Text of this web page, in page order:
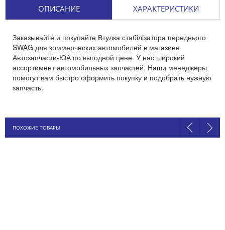
ОПИСАНИЕ ХАРАКТЕРИСТИКИ
Заказывайте и покупайте Втулка стабілізатора переднього
SWAG для коммерческих автомобилей в магазине
Автозапчасти-ЮА по выгодной цене. У нас широкий
ассортимент автомобильных запчастей. Наши менеджеры
помогут вам быстро оформить покупку и подобрать нужную
запчасть.
ПОХОЖИЕ ТОВАРЫ